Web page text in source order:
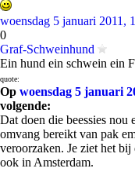
woensdag 5 januari 2011,
0
Graf-Schweinhund
Ein hund ein schwein ein
quote:
Op woensdag 5 januari
volgende:
Dat doen die beessies nou
omvang bereikt van pak
veroorzaken. Je ziet het
ook in Amsterdam.